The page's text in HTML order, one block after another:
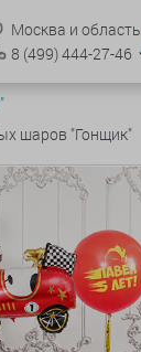
Москва и область
8 (499)444-27-46
шаров "Гонщик"